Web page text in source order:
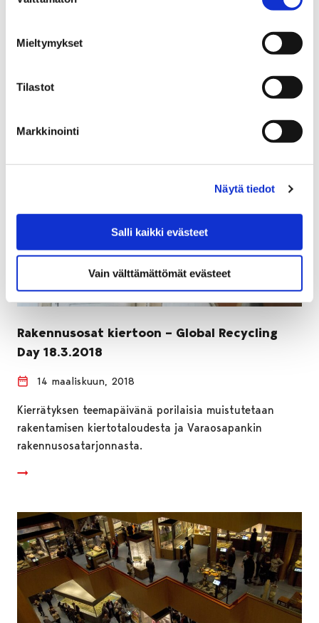
Mieltymykset
Tilastot
Markkinointi
Näytä tiedot
Salli kaikki evästeet
Vain välttämättömät evästeet
Karhuhalliin 1.9.2018! Tapahtuma järjestetään nyt jo
seitsemättä kertaa ja mahdollistuu vain hyvällä
Rakennusosat kiertoon – Global Recycling
Day 18.3.2018
14 maaliskuun, 2018
Kierrätyksen teemapäivänä porilaisia muistutetaan
rakentamisen kiertotaloudesta ja Varaosapankin
rakennusosatarjonnasta.